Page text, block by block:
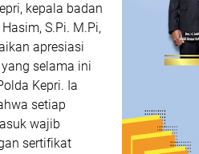
kepala badan
S.Pi. M.Pi,
apresiasi
selama ini
Kepri. Ia
setiap
wajib
sertifikat